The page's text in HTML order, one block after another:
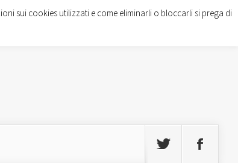
sui cookies utilizzati e come eliminarli o bloccarli si prega di